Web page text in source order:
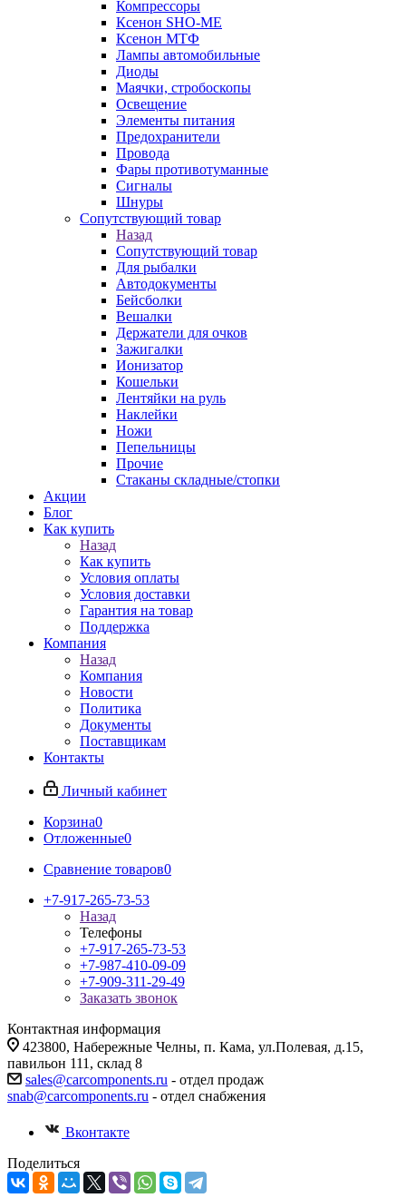
Компрессоры
Ксенон SHO-ME
Ксенон МТФ
Лампы автомобильные
Диоды
Маячки, стробоскопы
Освещение
Элементы питания
Предохранители
Провода
Фары противотуманные
Сигналы
Шнуры
Сопутствующий товар
Назад
Сопутствующий товар
Для рыбалки
Автодокументы
Бейсболки
Вешалки
Держатели для очков
Зажигалки
Ионизатор
Кошельки
Лентяйки на руль
Наклейки
Ножи
Пепельницы
Прочие
Стаканы складные/стопки
Акции
Блог
Как купить
Назад
Как купить
Условия оплаты
Условия доставки
Гарантия на товар
Поддержка
Компания
Назад
Компания
Новости
Политика
Документы
Поставщикам
Контакты
Личный кабинет
Корзина0
Отложенные0
Сравнение товаров0
+7-917-265-73-53
Назад
Телефоны
+7-917-265-73-53
+7-987-410-09-09
+7-909-311-29-49
Заказать звонок
Контактная информация
423800, Набережные Челны, п. Кама, ул.Полевая, д.15,
павильон 111, склад 8
sales@carcomponents.ru - отдел продаж
snab@carcomponents.ru - отдел снабжения
Вконтакте
Поделиться